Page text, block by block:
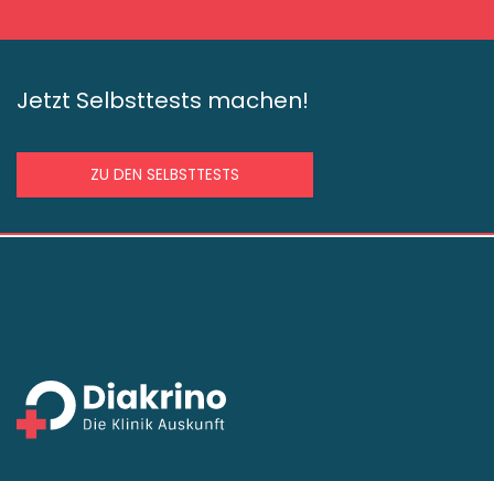
Jetzt Selbsttests machen!
ZU DEN SELBSTTESTS